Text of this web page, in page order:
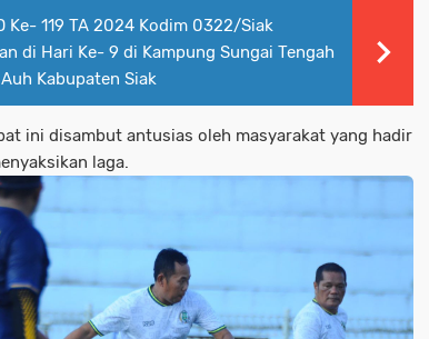
Ke- 119 TA 2024 Kodim 0322/Siak
di Hari Ke- 9 di Kampung Sungai Tengah
Kabupaten Siak
ini disambut antusias oleh masyarakat yang hadir
laga.